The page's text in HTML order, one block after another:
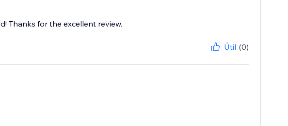
Thanks for the excellent review.
Útil (0)